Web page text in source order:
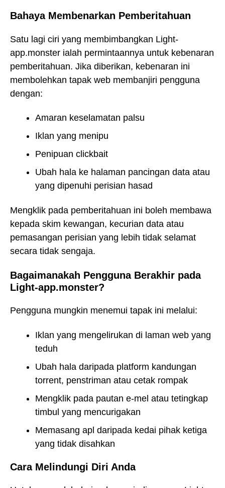
Bahaya Membenarkan Pemberitahuan
Satu lagi ciri yang membimbangkan Light-
app.monster ialah permintaannya untuk kebenaran
pemberitahuan. Jika diberikan, kebenaran ini
membolehkan tapak web membanjiri pengguna
dengan:
Amaran keselamatan palsu
Iklan yang menipu
Penipuan clickbait
Ubah hala ke halaman pancingan data atau
yang dipenuhi perisian hasad
Mengklik pada pemberitahuan ini boleh membawa
kepada skim kewangan, kecurian data atau
pemasangan perisian yang lebih tidak selamat
secara tidak sengaja.
Bagaimanakah Pengguna Berakhir pada
Light-app.monster?
Pengguna mungkin menemui tapak ini melalui:
Iklan yang mengelirukan di laman web yang
teduh
Ubah hala daripada platform kandungan
torrent, penstriman atau cetak rompak
Mengklik pada pautan e-mel atau tetingkap
timbul yang mencurigakan
Memasang apl daripada kedai pihak ketiga
yang tidak disahkan
Cara Melindungi Diri Anda